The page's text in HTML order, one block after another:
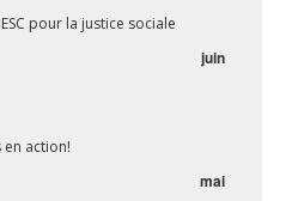
pour la justice sociale
juin
action!
mai